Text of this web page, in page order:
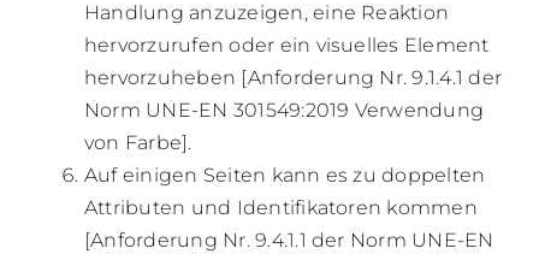
Handlung anzuzeigen, eine Reaktion
hervorzurufen oder ein visuelles Element
hervorzuheben [Anforderung Nr. 9.1.4.1 der
Norm UNE-EN 301549:2019 Verwendung
von Farbe].
Auf einigen Seiten kann es zu doppelten
Attributen und Identifikatoren kommen
[Anforderung Nr. 9.4.1.1 der Norm UNE-EN